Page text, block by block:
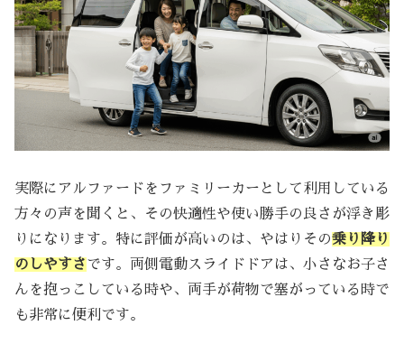
実際にアルファードをファミリーカーとして利用している
方々の声を聞くと、その快適性や使い勝手の良さが浮き彫
りになります。特に評価が高いのは、やはりその乗り降り
のしやすさです。両側電動スライドドアは、小さなお子さ
んを抱っこしている時や、両手が荷物で塞がっている時で
も非常に便利です。